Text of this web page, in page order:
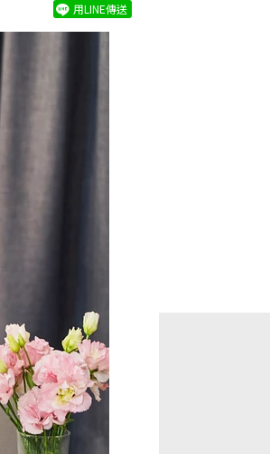
用LINE傳送